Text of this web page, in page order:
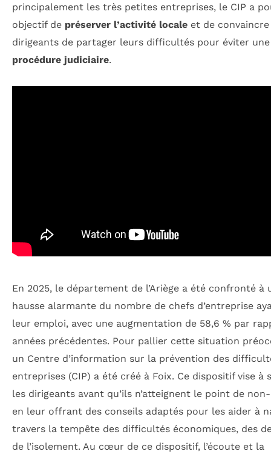
principalement les très petites entreprises, le CIP a
objectif de préserver l’activité locale et de
dirigeants de partager leurs difficultés pour éviter une
procédure judiciaire.
En 2025, le département de l’Ariège a été confronté à
hausse alarmante du nombre de chefs d’entreprise
leur emploi, avec une augmentation de 58,6 % par
années précédentes. Pour pallier cette situation
un Centre d’information sur la prévention des
entreprises (CIP) a été créé à Foix. Ce dispositif vise à
les dirigeants avant qu’ils n’atteignent le point de
en leur offrant des conseils adaptés pour les aider à
travers la tempête des difficultés économiques, des
de l’isolement. Au cœur de ce dispositif, l’écoute et la